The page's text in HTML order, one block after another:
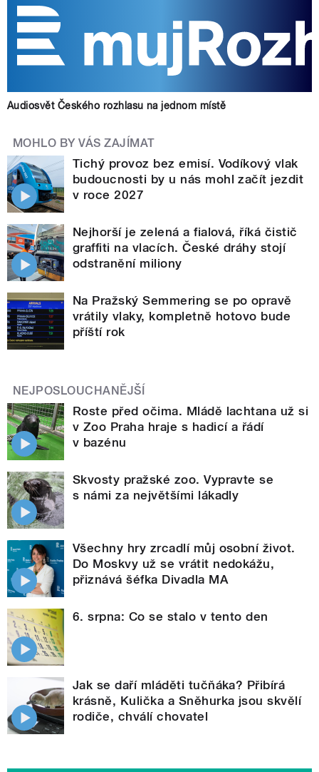
Audiosvět Českého rozhlasu na jednom místě
MOHLO BY VÁS ZAJÍMAT
Tichý provoz bez emisí. Vodíkový vlak
budoucnosti by u nás mohl začít jezdit
v roce 2027
Nejhorší je zelená a fialová, říká čistič
graffiti na vlacích. České dráhy stojí
odstranění miliony
Na Pražský Semmering se po opravě
vrátily vlaky, kompletně hotovo bude
příští rok
NEJPOSLOUCHANĚJŠÍ
Roste před očima. Mládě lachtana už si
v Zoo Praha hraje s hadicí a řádí
v bazénu
Skvosty pražské zoo. Vypravte se
s námi za největšími lákadly
Všechny hry zrcadlí můj osobní život.
Do Moskvy už se vrátit nedokážu,
přiznává šéfka Divadla MA
6. srpna: Co se stalo v tento den
Jak se daří mláděti tučňáka? Přibírá
krásně, Kulička a Sněhurka jsou skvělí
rodiče, chválí chovatel